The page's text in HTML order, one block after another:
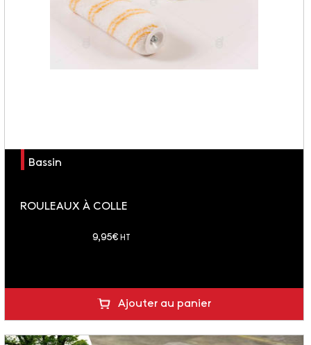
Bassin
ROULEAUX À COLLE
9,95€ HT
Ajouter au panier